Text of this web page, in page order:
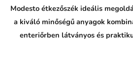
Modesto étkezőszék ideális
a kiváló minőségű anyagok
enteriőrben látványos és